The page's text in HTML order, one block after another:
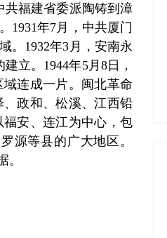
共福建省委派陶铸到漳
1931年7月，中共厦门
。1932年3月，安南永
立。1944年5月8日，
连成一片。闽北革命
政和、松溪、江西铅
安、连江为中心，包
源等县的广大地区。
。